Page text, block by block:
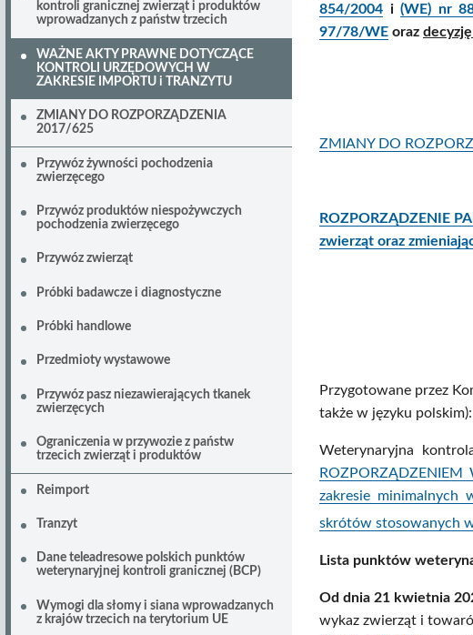
854/2004 i(WE) nr
97/78/WE oraz
ZMIANY DO
ROZPORZĄDZENIE
zwierząt oraz
Przygotowane przez
także w języku
Weterynaryjna
zakresie minimalnych
skrótów stosowanych
Lista punktów
Od dnia 21 kwietnia
wykaz zwierząt i
kontroli granicznej zwierząt i produktów
wprowadzanych z państw trzecich
WAŻNE AKTY PRAWNE DOTYCZĄCE
KONTROLI URZĘDOWYCH W
ZAKRESIE IMPORTU i TRANZYTU
ZMIANY DO ROZPORZĄDZENIA
2017/625
Przywóz żywności pochodzenia
zwierzęcego
Przywóz produktów niespożywczych
pochodzenia zwierzęcego
Przywóz zwierząt
Próbki badawcze i diagnostyczne
Próbki handlowe
Przedmioty wystawowe
Przywóz pasz niezawierających tkanek
zwierzęcych
Ograniczenia w przywozie z państw
trzecich zwierząt i produktów
Reimport
Tranzyt
Dane teleadresowe polskich punktów
weterynaryjnej kontroli granicznej (BCP)
Wymogi dla słomy i siana wprowadzanych
z krajów trzecich na terytorium UE